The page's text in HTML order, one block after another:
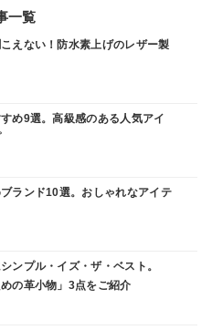
一覧
えない！防水素上げのレザー製
め9選。高級感のある人気アイ
ランド10選。おしゃれなアイテ
ンプル・イズ・ザ・ベスト。
めの革小物」3点をご紹介